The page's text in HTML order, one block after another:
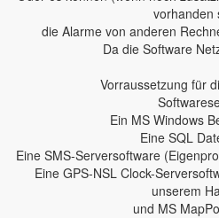
vorhanden
die Alarme von anderen
Da die Software
Vorraussetzung für
Ein MS Windows
Eine SQL
Eine SMS-Serversoftware
Eine GPS-NSL Clock-
unserem
und MS